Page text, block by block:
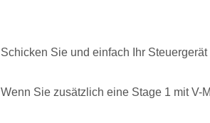
Schicken Sie und einfach Ihr
Wenn Sie zusätzlich eine Stage 1 mit V-